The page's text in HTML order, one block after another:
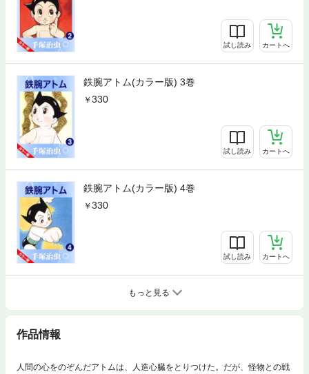
試し読み カートへ
鉄腕アトム(カラー版) 3巻
330
試し読み カートへ
鉄腕アトム(カラー版) 4巻
330
試し読み カートへ
もっと見る
作品情報
人間の心をのぞんだアトムは、人造心臓をとりつけた。だが、怪物との戦